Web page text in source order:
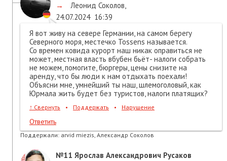
→
Леонид Соколов,
24.07.2024 16:39
Я вот живу на севере Германии, на самом берегу
Северного моря, местечко Tossens называется.
Со времен ковида курорт наш никак оправиться не
может, местная власть вбубен бьёт- налоги собрать
не можем, помогите, бюргеры, цены снизите на
аренду, что бы люди к нам отдыхать поехали!
Объясни мне, умнейший ты наш, шлемоголовый, как
Юрмала жить будет без туристов, налоги платящих?
↑ Свернуть • Поддержать • Нарушение
Ответить
Поддержали: arvid miezis, Александр Соколов
№11 Ярослав Александрович Русаков